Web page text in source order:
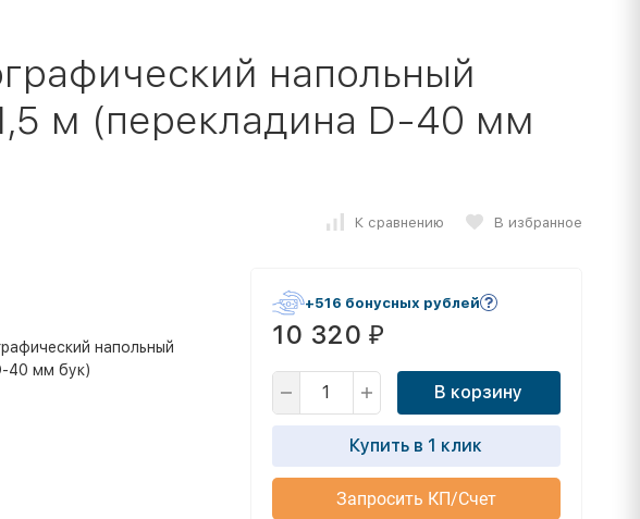
напольный
м (перекладина D-40 мм
К сравнению В избранное
напольный
40 мм бук)
+516 бонусных рублей
10 320 ₽
В корзину
Купить в 1 клик
Запросить КП/Счет